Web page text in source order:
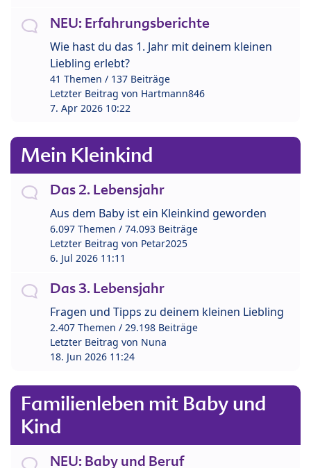
NEU: Erfahrungsberichte
Wie hast du das 1. Jahr mit deinem kleinen
Liebling erlebt?
41 Themen / 137 Beiträge
Letzter Beitrag von Hartmann846
7. Apr 2026 10:22
Mein Kleinkind
Das 2. Lebensjahr
Aus dem Baby ist ein Kleinkind geworden
6.097 Themen / 74.093 Beiträge
Letzter Beitrag von Petar2025
6. Jul 2026 11:11
Das 3. Lebensjahr
Fragen und Tipps zu deinem kleinen Liebling
2.407 Themen / 29.198 Beiträge
Letzter Beitrag von Nuna
18. Jun 2026 11:24
Familienleben mit Baby und
Kind
NEU: Baby und Beruf